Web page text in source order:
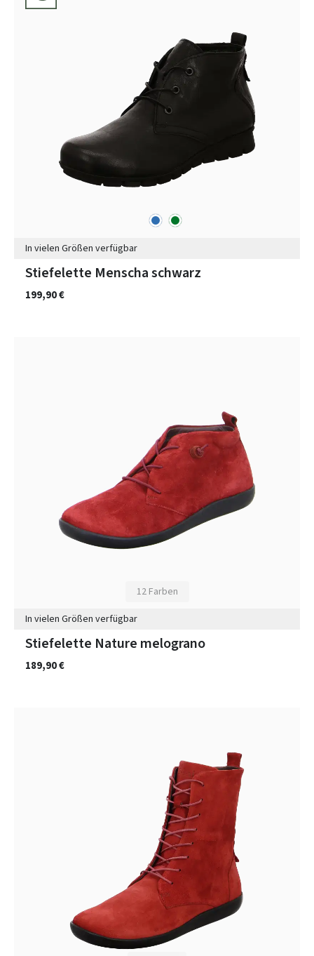
blau grün
In vielen Größen verfügbar
Stiefelette Menscha schwarz
199,90 €
12 Farben
In vielen Größen verfügbar
Stiefelette Nature melograno
189,90 €